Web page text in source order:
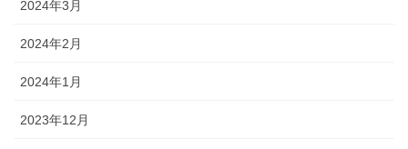
2024年3月
2024年2月
2024年1月
2023年12月